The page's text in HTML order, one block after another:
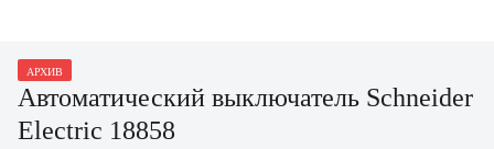
АРХИВ
Автоматический выключатель Schneider
Electric 18858